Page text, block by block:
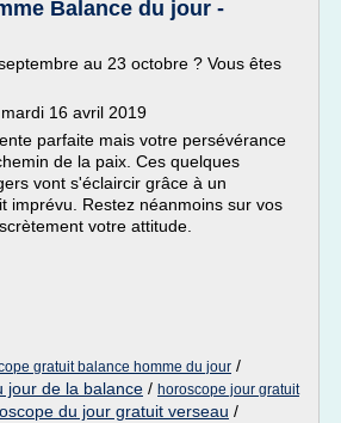
Balance du jour -
au 23 octobre ? Vous êtes
16 avril 2019
parfaite mais votre persévérance
de la paix. Ces quelques
vont s'éclaircir grâce à un
imprévu. Restez néanmoins sur vos
votre attitude.
gratuit balance homme du jour /
jour de la balance / horoscope jour gratuit
du jour gratuit verseau /